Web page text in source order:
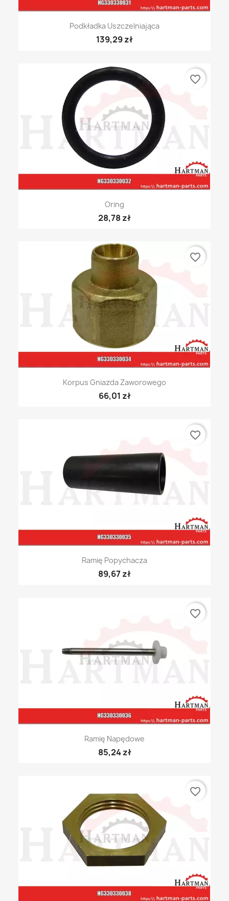
Podkładka Uszczelniająca
139,29 zł
Oring
28,78 zł
favorite_border
Korpus Gniazda Zaworowego
66,01 zł
favorite_border
Ramię Popychacza
89,67 zł
favorite_border
Ramię Napędowe
85,24 zł
favorite_border
favorite_border